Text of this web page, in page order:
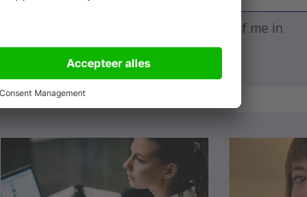
Ja, ik schrijf me in